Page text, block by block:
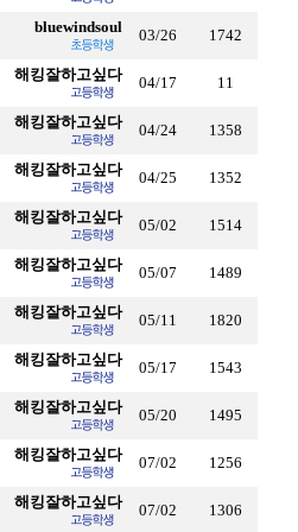
bluewindsoul 03/26 1742
해킹잘하고싶다 04/17 11
해킹잘하고싶다 04/24 1358
해킹잘하고싶다 04/25 1352
해킹잘하고싶다 05/02 1514
해킹잘하고싶다 05/07 1489
해킹잘하고싶다 05/11 1820
해킹잘하고싶다 05/17 1543
해킹잘하고싶다 05/20 1495
해킹잘하고싶다 07/02 1256
해킹잘하고싶다 07/02 1306